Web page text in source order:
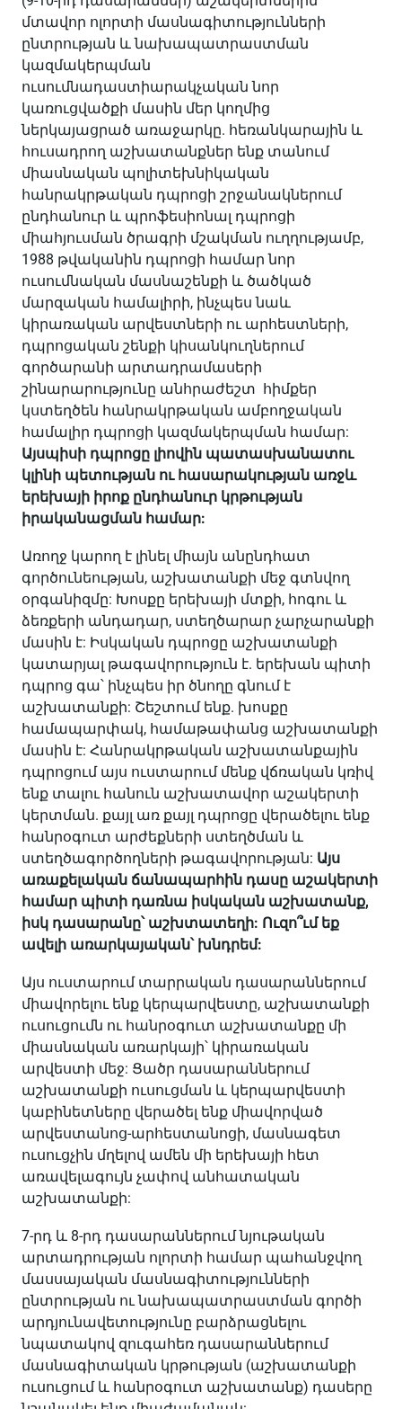
մտավոր ոլորտի մասնագիտությունների
ընտրության և նախապատրաստման
կազմակերպման
ուսումնադաստիարակչական նոր
կառուցվածքի մասին մեր կողմից
ներկայացրած առաջարկը. հեռանկարային և
հուսադրող աշխատանքներ ենք տանում
միասնական պոլիտեխնիկական
հանրակրթական դպրոցի շրջանակներում
ընդհանուր և պրոֆեսիոնալ դպրոցի
միահյուսման ծրագրի մշակման ուղղությամբ,
1988 թվականին դպրոցի համար նոր
ուսումնական մասնաշենքի և ծածկած
մարզական համալիրի, ինչպես նաև
կիրառական արվեստների ու արհեստների,
դպրոցական շենքի կիսանկուղներում
գործարանի արտադրամասերի
շինարարությունը անհրաժեշտ հիմքեր
կստեղծեն հանրակրթական ամբողջական
համալիր դպրոցի կազմակերպման համար:
Այսպիսի դպրոցը լիովին պատասխանատու
կլինի պետության ու հասարակության առջև
երեխայի իրոք ընդհանուր կրթության
իրականացման համար:
Առողջ կարող է լինել միայն անընդհատ
գործունեության, աշխատանքի մեջ գտնվող
օրգանիզմը: Խոսքը երեխայի մտքի, հոգու և
ձեռքերի անդադար, ստեղծարար չարչարանքի
մասին է: Իսկական դպրոցը աշխատանքի
կատարյալ թագավորություն է. երեխան պիտի
դպրոց գա՝ ինչպես իր ծնողը գնում է
աշխատանքի: Շեշտում ենք. խոսքը
համապարփակ, համաթափանց աշխատանքի
մասին է: Հանրակրթական աշխատանքային
դպրոցում այս ուստարում մենք վճռական կռիվ
ենք տալու հանուն աշխատավոր աշակերտի
կերտման. քայլ առ քայլ դպրոցը վերածելու ենք
հանրօգուտ արժեքների ստեղծման և
ստեղծագործողների թագավորության: Այս
առաքելական ճանապարհին դասը աշակերտի
համար պիտի դառնա իսկական աշխատանք,
իսկ դասարանը՝ աշխտատեղի: Ուզո՞ւմ եք
ավելի առարկայական՝ խնդրեմ:
Այս ուստարում տարրական դասարաններում
միավորելու ենք կերպարվեստը, աշխատանքի
ուսուցումն ու հանրօգուտ աշխատանքը մի
միասնական առարկայի՝ կիրառական
արվեստի մեջ: Ցածր դասարաններում
աշխատանքի ուսուցման և կերպարվեստի
կաբինետները վերածել ենք միավորված
արվեստանոց-արհեստանոցի, մասնագետ
ուսուցչին մղելով ամեն մի երեխայի հետ
առավելագույն չափով անհատական
աշխատանքի:
7-րդ և 8-րդ դասարաններում նյութական
արտադրության ոլորտի համար պահանջվող
մասսայական մասնագիտությունների
ընտրության ու նախապատրաստման գործի
արդյունավետությունը բարձրացնելու
նպատակով զուգահեռ դասարաններում
մասնագիտական կրթության (աշխատանքի
ուսուցում և հանրօգուտ աշխատանք) դասերը